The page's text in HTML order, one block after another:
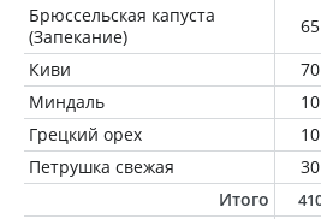
Брюссельская капуста
(Запекание)
65
Киви
70
Миндаль
10
Грецкий орех
10
Петрушка свежая
30
Итого